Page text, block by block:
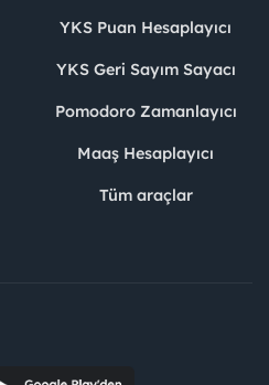
YKS Puan Hesaplayıcı
YKS Geri Sayım Sayacı
Pomodoro Zamanlayıcı
Maaş Hesaplayıcı
Tüm araçlar